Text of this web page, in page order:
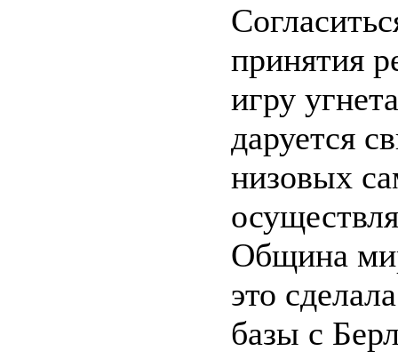
принятия
игру
даруется
низовых
Община
это
базы с